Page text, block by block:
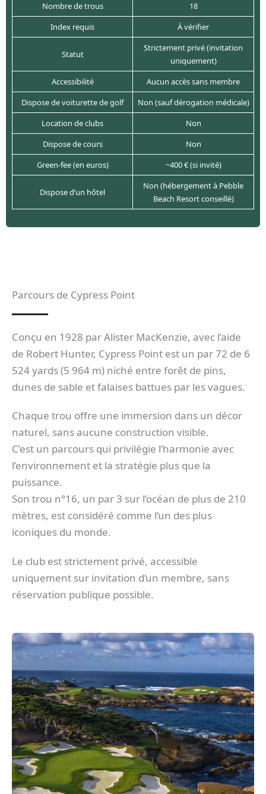
Nombre de trous
18
Index requis
À vérifier
Statut
Strictement privé (invitation
uniquement)
Accessibilité
Aucun accès sans membre
Dispose de voiturette de golf
Non (sauf dérogation médicale)
Location de clubs
Non
Dispose de cours
Non
Green-fee (en euros)
~400 € (si invité)
Dispose d’un hôtel
Non (hébergement à Pebble
Beach Resort conseillé)
Parcours de Cypress Point
Conçu en 1928 par Alister MacKenzie, avec l’aide
de Robert Hunter, Cypress Point est un par 72 de 6
524 yards (5 964 m) niché entre forêt de pins,
dunes de sable et falaises battues par les vagues.
Chaque trou offre une immersion dans un décor
naturel, sans aucune construction visible.
C’est un parcours qui privilégie l’harmonie avec
l’environnement et la stratégie plus que la
puissance.
Son trou n°16, un par 3 sur l’océan de plus de 210
mètres, est considéré comme l’un des plus
iconiques du monde.
Le club est strictement privé, accessible
uniquement sur invitation d’un membre, sans
réservation publique possible.